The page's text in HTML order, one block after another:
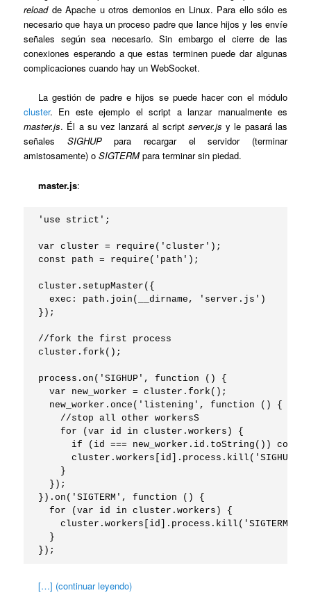
reloadde Apache u otros demonios en Linux. Para ello sólo es
necesario que haya un proceso padre que lance hijos y les envíe
señales según sea necesario. Sin embargo el cierre de las
conexiones esperando a que estas terminen puede dar algunas
complicaciones cuando hay un WebSocket.
La gestión de padre e hijos se puede hacer con el módulo
cluster. En este ejemplo el script a lanzar manualmente es
master.js. Él a su vez lanzará al script server.js y le pasará las
señales SIGHUPpara recargar el servidor (terminar
amistosamente) oSIGTERMpara terminar sin piedad.
master.js:
'use strict';
var cluster = require('cluster');
const path = require('path');
cluster.setupMaster({
  exec: path.join(__dirname, 'server.js')
});
//fork the first process
cluster.fork();
process.on('SIGHUP', function () {
  var new_worker = cluster.fork();
  new_worker.once('listening', function () {
    //stop all other workersS
    for (var id in cluster.workers) {
if (id === new_worker.id.toString())
      cluster.workers[id].process.kill('SIGHUP');
    }
  });
}).on('SIGTERM', function () {
  for (var id in cluster.workers) {
    cluster.workers[id].process.kill('SIGTERM');
  }
[…] (continuar leyendo)